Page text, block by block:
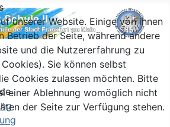
unserer Website. Einige von ihnen
Betrieb der Seite, während andere
und die Nutzererfahrung zu
Sie können selbst
Cookies zulassen möchten. Bitte
einer Ablehnung womöglich nicht
der Seite zur Verfügung stehen.